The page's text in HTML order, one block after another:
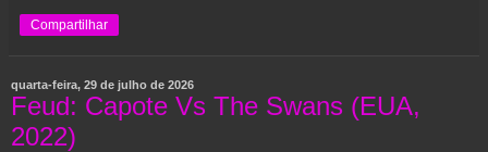
Compartilhar
quarta-feira, 29 de julho de 2026
Feud: Capote Vs The Swans (EUA,
2022)